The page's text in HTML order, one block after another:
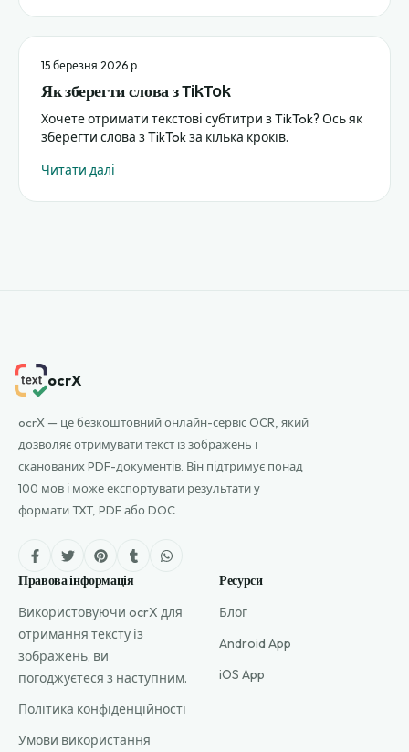
15 березня 2026 р.
Як зберегти слова з TikTok
Хочете отримати текстові субтитри з TikTok? Ось як
зберегти слова з TikTok за кілька кроків.
Читати далі
ocrX
ocrX — це безкоштовний онлайн-сервіс OCR, який
дозволяє отримувати текст із зображень і
сканованих PDF-документів. Він підтримує понад
100 мов і може експортувати результати у
формати TXT, PDF або DOC.
Правова інформація
Використовуючи ocrX для
отримання тексту із
зображень, ви
погоджуєтеся з наступним.
Політика конфіденційності
Умови використання
Ресурси
Блог
Android App
iOS App